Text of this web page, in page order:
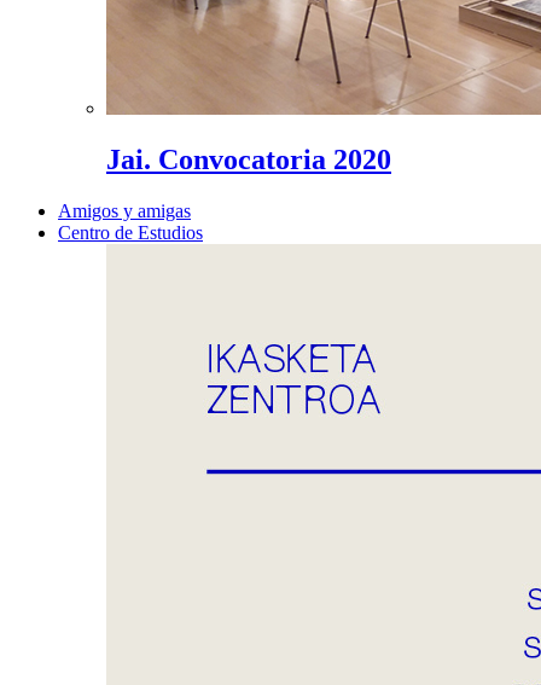
Jai. Convocatoria 2020
Amigos y amigas
Centro de Estudios